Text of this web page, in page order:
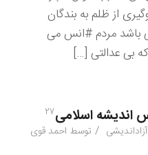
از ظلم به بندگان
باشد مردم #انس می
بی عدالتی […]
اندیشه اسلامی۲۷
/ توسط احمد قوی